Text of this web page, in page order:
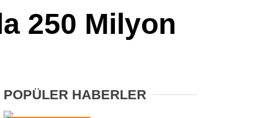
Solana Haberleri
Stablecoin Haberleri
250 Milyon
POPÜLER HABERLER